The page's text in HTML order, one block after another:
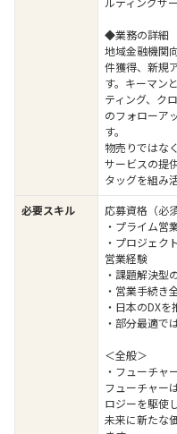
◆業務の詳細
地域金融機関
件獲得、新規
す。キーマン
ティング、ク
のフォローア
す。
物売りではな
サービスの提
タッグを組み
必要スキル
応募資格（必須
・プライム営
・プロジェク
営業経験
・課題解決型
・営業手続き
・日本のDX
・部分最適で
＜全般＞
・フューチャ
フューチャー
ロジーを駆使
未来に新たな